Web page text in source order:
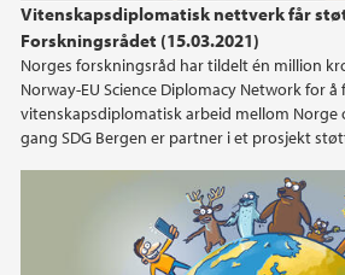
Vitenskapsdiplomatisk nettverk får
Forskningsrådet (15.03.2021)
Norges forskningsråd har tildelt én million
Norway-EU Science Diplomacy Network for å
vitenskapsdiplomatisk arbeid mellom Norge
gang SDG Bergen er partner i et prosjekt